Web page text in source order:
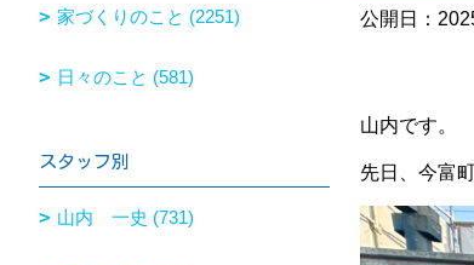
公開日：
山内です。
先日、今富
家づくりのこと (2251)
日々のこと (581)
スタッフ別
山内 一史 (731)